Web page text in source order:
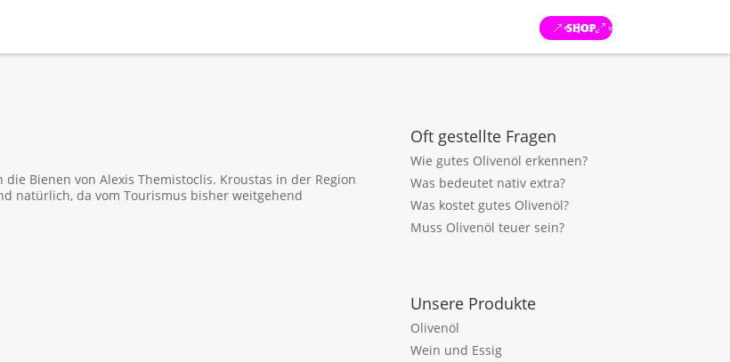
SHOP
Bienen von Alexis Themistoclis. Kroustas in der Region
natürlich, da vom Tourismus bisher weitgehend
Oft gestellte Fragen
Wie gutes Olivenöl erkennen?
Was bedeutet nativ extra?
Was kostet gutes Olivenöl?
Muss Olivenöl teuer sein?
Unsere Produkte
Olivenöl
Wein und Essig